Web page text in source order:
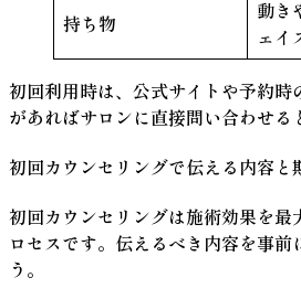
持ち物
動き
ェイ
初回利用時は、公式サイトや予約時
があればサロンに直接問い合わせる
初回カウンセリングで伝える内容と
初回カウンセリングは施術効果を
ロセスです。伝えるべき内容を事前
う。